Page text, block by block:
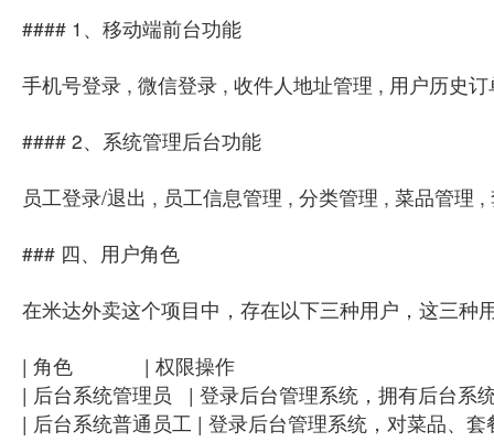
#### 1、移动端前台功能
手机号登录 , 微信登录 , 收件人地址管理 , 用户历史
#### 2、系统管理后台功能
员工登录/退出 , 员工信息管理 , 分类管理 , 菜品管理
### 四、用户角色
在米达外卖这个项目中，存在以下三种用户，这三
| 角色 | 权限操作
| 后台系统管理员 | 登录后台管理系统，拥有后台系
| 后台系统普通员工 | 登录后台管理系统，对菜品、